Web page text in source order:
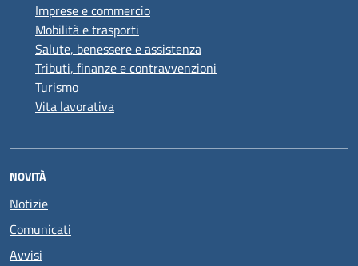
Imprese e commercio
Mobilità e trasporti
Salute, benessere e assistenza
Tributi, finanze e contravvenzioni
Turismo
Vita lavorativa
NOVITÀ
Notizie
Comunicati
Avvisi